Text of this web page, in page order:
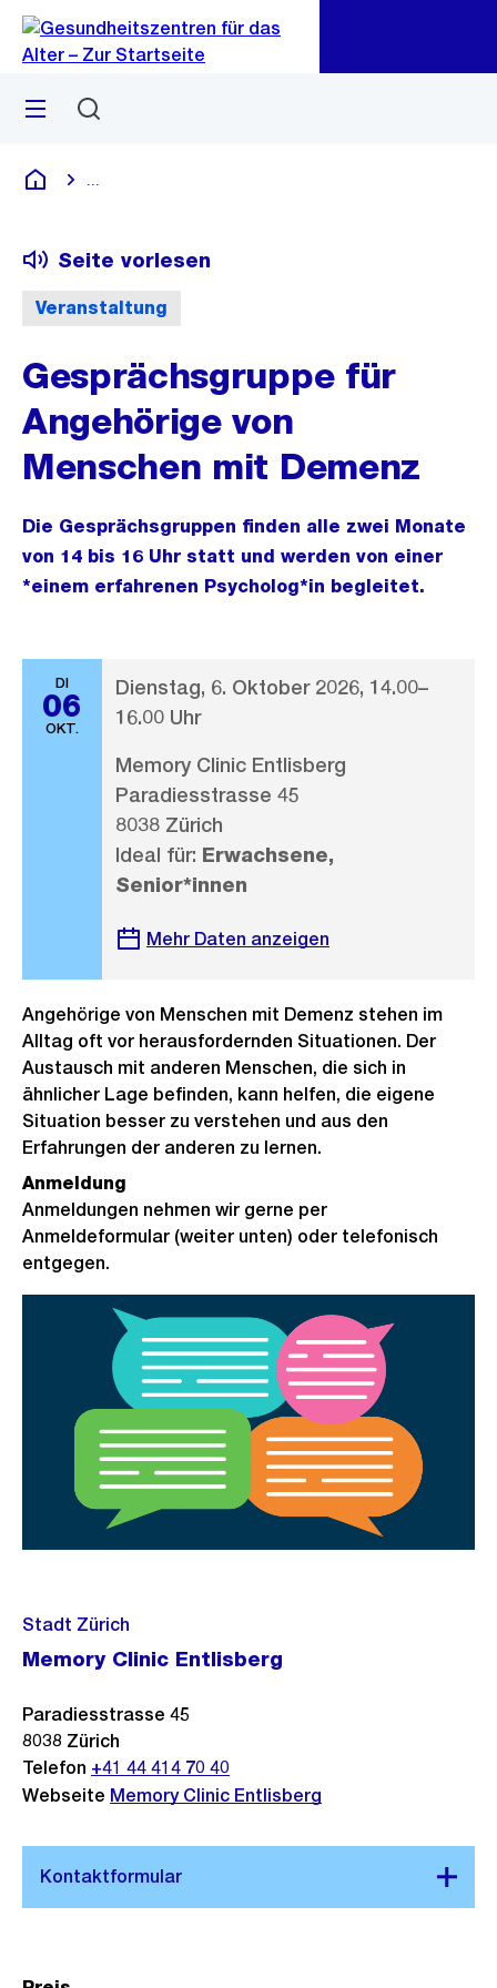
Navigation
Sprunglink
Menü
Gesundheitszentren für das Alter
Veranstaltung
Seite vorlesen
Gesprächsgruppe für
Angehörige von
Menschen mit Demenz
Die Gesprächsgruppen finden alle zwei Monate
von 14 bis 16 Uhr statt und werden von einer
*einem erfahrenen Psycholog*in begleitet.
DI
06
OKT.
Dienstag, 6. Oktober 2026, 14.00–
16.00 Uhr
Memory Clinic Entlisberg
Paradiesstrasse 45
8038 Zürich
Ideal für: Erwachsene,
Senior*innen
Mehr Daten anzeigen
Angehörige von Menschen mit Demenz stehen im
Alltag oft vor herausfordernden Situationen. Der
Austausch mit anderen Menschen, die sich in
ähnlicher Lage befinden, kann helfen, die eigene
Situation besser zu verstehen und aus den
Erfahrungen der anderen zu lernen.
Anmeldung
Anmeldungen nehmen wir gerne per
Anmeldeformular (weiter unten) oder telefonisch
entgegen.
Stadt Zürich
Memory Clinic Entlisberg
Paradiesstrasse 45
8038 Zürich
Telefon +41 44 414 70 40
Webseite Memory Clinic Entlisberg